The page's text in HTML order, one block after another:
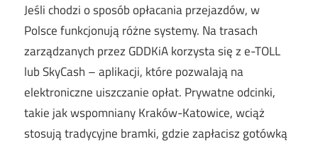
Jeśli chodzi o sposób opłacania przejazdów, w
Polsce funkcjonują różne systemy. Na trasach
zarządzanych przez GDDKiA korzysta się z e-TOLL
lub SkyCash – aplikacji, które pozwalają na
elektroniczne uiszczanie opłat. Prywatne odcinki,
takie jak wspomniany Kraków-Katowice, wciąż
stosują tradycyjne bramki, gdzie zapłacisz gotówką